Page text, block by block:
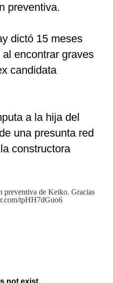
preventiva.
dictó 15 meses
al encontrar graves
candidata
a la hija del
una presunta red
constructora
preventiva de Keiko. Gracias
tpHH7dGuo6